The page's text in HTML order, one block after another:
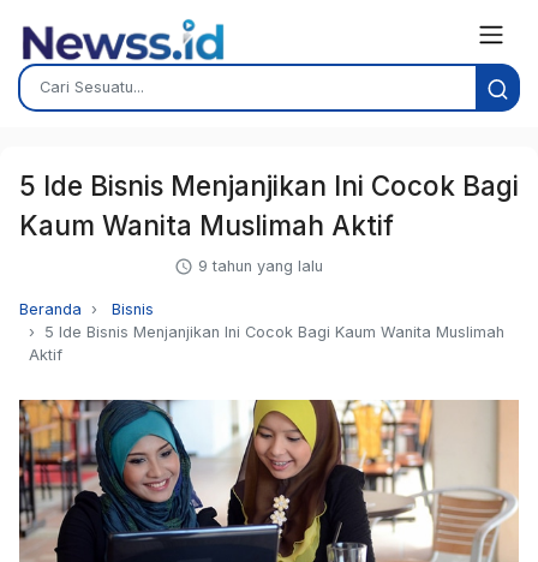
5 Ide Bisnis Menjanjikan Ini Cocok Bagi
Kaum Wanita Muslimah Aktif
9 tahun yang lalu
Beranda
Bisnis
5 Ide Bisnis Menjanjikan Ini Cocok Bagi Kaum Wanita Muslimah
Aktif